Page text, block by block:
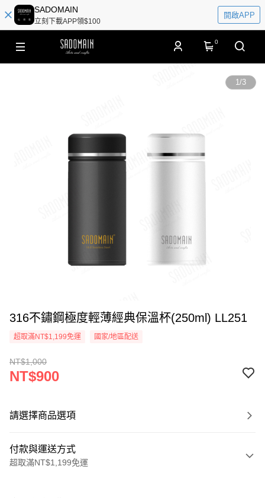
SADOMAIN
立刻下載APP領$100
開啟APP
0
1/3
316不鏽鋼極度輕薄經典保溫杯(250ml) LL251
超取滿NT$1,199免運 國家/地區配送
NT$1,000
NT$900
請選擇商品選項
付款與運送方式
超取滿NT$1,199免運